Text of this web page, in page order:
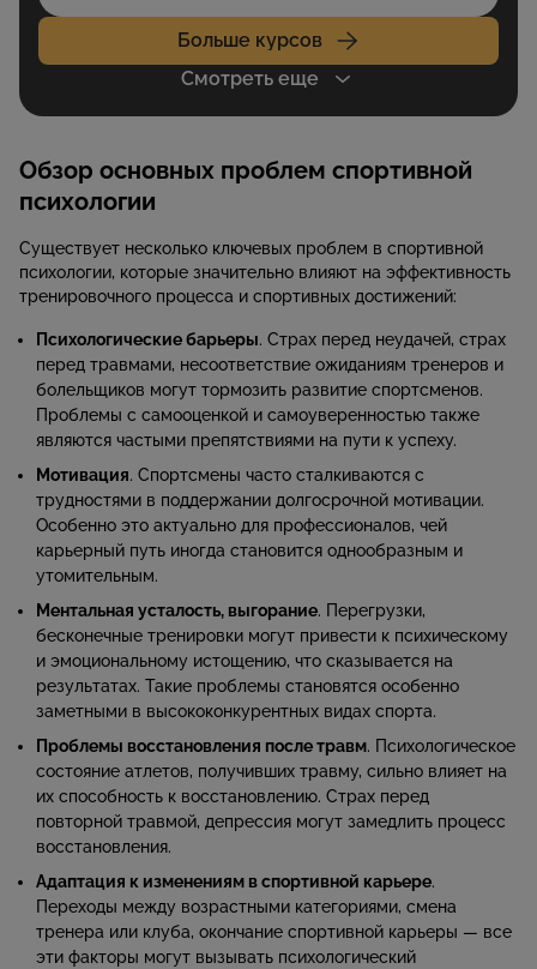
Больше курсов
Смотреть еще
Обзор основных проблем спортивной
психологии
Существует несколько ключевых проблем в спортивной
психологии, которые значительно влияют на эффективность
тренировочного процесса и спортивных достижений:
Психологические барьеры. Страх перед неудачей, страх
перед травмами, несоответствие ожиданиям тренеров и
болельщиков могут тормозить развитие спортсменов.
Проблемы с самооценкой и самоуверенностью также
являются частыми препятствиями на пути к успеху.
Мотивация. Спортсмены часто сталкиваются с
трудностями в поддержании долгосрочной мотивации.
Особенно это актуально для профессионалов, чей
карьерный путь иногда становится однообразным и
утомительным.
Ментальная усталость, выгорание. Перегрузки,
бесконечные тренировки могут привести к психическому
и эмоциональному истощению, что сказывается на
результатах. Такие проблемы становятся особенно
заметными в высококонкурентных видах спорта.
Проблемы восстановления после травм. Психологическое
состояние атлетов, получивших травму, сильно влияет на
их способность к восстановлению. Страх перед
повторной травмой, депрессия могут замедлить процесс
восстановления.
Адаптация к изменениям в спортивной карьере.
Переходы между возрастными категориями, смена
тренера или клуба, окончание спортивной карьеры — все
эти факторы могут вызывать психологический